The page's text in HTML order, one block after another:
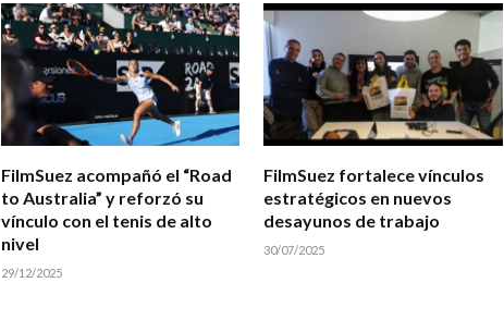
FilmSuez acompañó el “Road
to Australia” y reforzó su
vínculo con el tenis de alto
nivel
29/12/2025
FilmSuez fortalece vínculos
estratégicos en nuevos
desayunos de trabajo
30/07/2025